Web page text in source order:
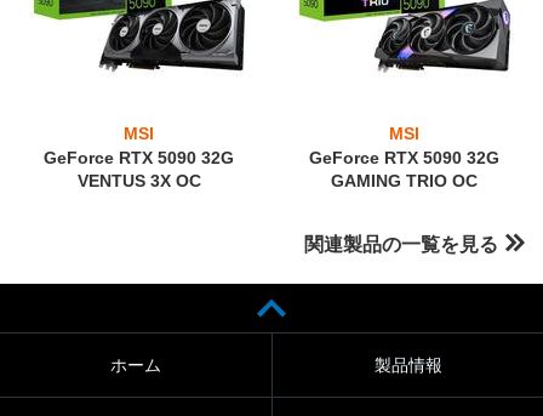
MSI
GeForce RTX 5090 32G
VENTUS 3X OC
MSI
GeForce RTX 5090 32G
GAMING TRIO OC
関連製品の一覧を見る
ホーム 製品情報